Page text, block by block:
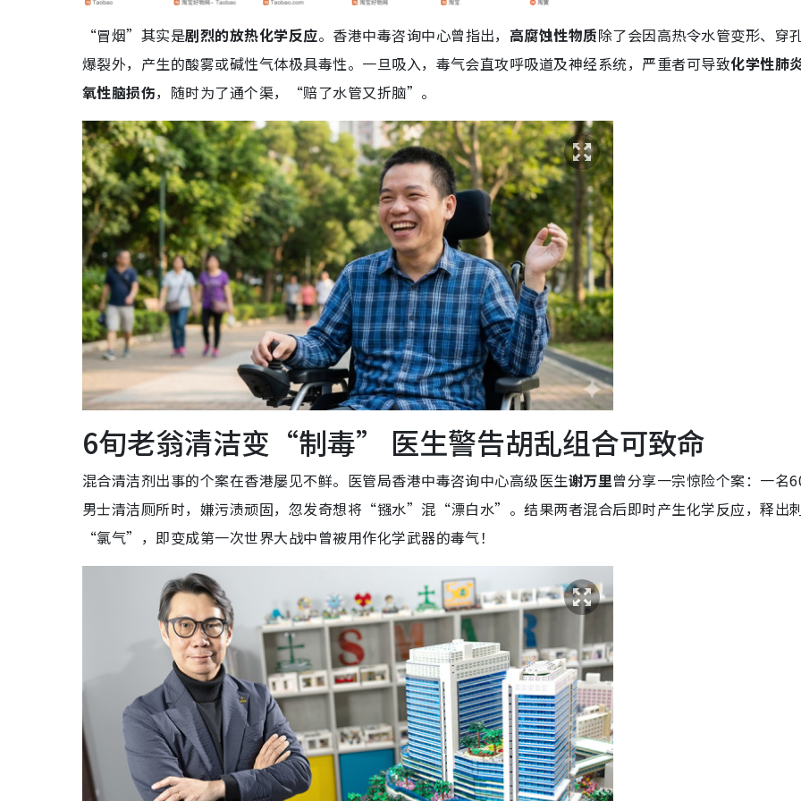
“冒烟”其实是剧烈的放热化学反应。香港中毒咨询中心曾指出， 高腐蚀性物质除了会因高热令水管变形、穿
爆裂外，产生的酸雾或碱性气体极具毒性。一旦吸入，毒气会直攻呼吸道及神经系统，严重者可导致化学性肺
氧性脑损伤，随时为了通个渠，“赔了水管又折脑”。
6旬老翁清洁变“制毒” 医生警告胡乱组合可致命
混合清洁剂出事的个案在香港屡见不鲜。医管局香港中毒咨询中心高级医生谢万里曾分享一宗惊险个案：一名
男士清洁厕所时，嫌污渍顽固，忽发奇想将“镪水”混“漂白水”。结果两者混合后即时产生化学反应，释出
“氯气”，即变成第一次世界大战中曾被用作化学武器的毒气！